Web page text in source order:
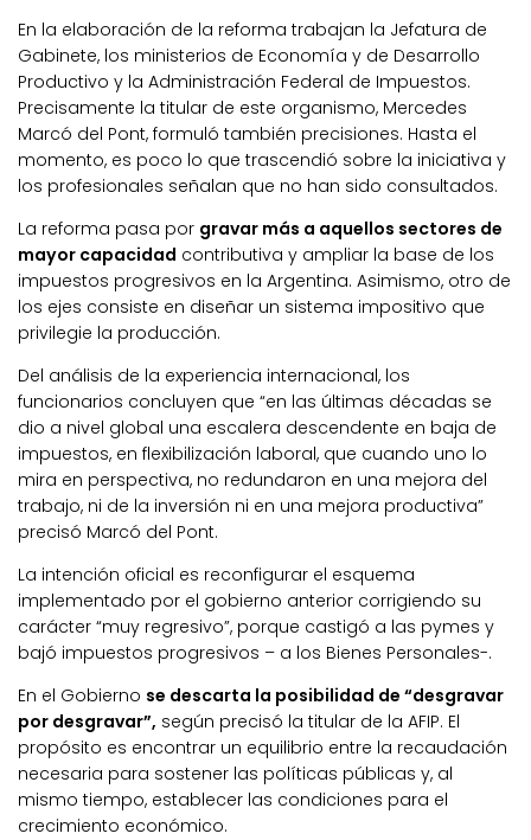
En la elaboración de la reforma trabajan la Jefatura de
Gabinete, los ministerios de Economía y de Desarrollo
Productivo y la Administración Federal de Impuestos.
Precisamente la titular de este organismo, Mercedes
Marcó del Pont, formuló también precisiones. Hasta el
momento, es poco lo que trascendió sobre la iniciativa y
los profesionales señalan que no han sido consultados.
La reforma pasa por gravar más a aquellos sectores de
mayor capacidad contributiva y ampliar la base de los
impuestos progresivos en la Argentina. Asimismo, otro de
los ejes consiste en diseñar un sistema impositivo que
privilegie la producción.
Del análisis de la experiencia internacional, los
funcionarios concluyen que “en las últimas décadas se
dio a nivel global una escalera descendente en baja de
impuestos, en flexibilización laboral, que cuando uno lo
mira en perspectiva, no redundaron en una mejora del
trabajo, ni de la inversión ni en una mejora productiva”
precisó Marcó del Pont.
La intención oficial es reconfigurar el esquema
implementado por el gobierno anterior corrigiendo su
carácter “muy regresivo”, porque castigó a las pymes y
bajó impuestos progresivos – a los Bienes Personales-.
En el Gobierno se descarta la posibilidad de “desgravar
por desgravar”, según precisó la titular de la AFIP. El
propósito es encontrar un equilibrio entre la recaudación
necesaria para sostener las políticas públicas y, al
mismo tiempo, establecer las condiciones para el
crecimiento económico.